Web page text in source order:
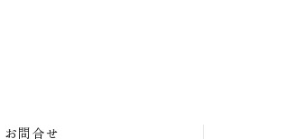
お問合せ